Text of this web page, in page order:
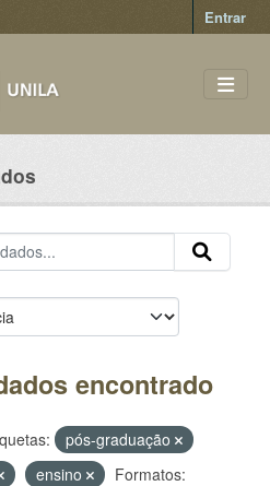
Entrar
encontrado
pós-graduação
ensino
Formatos: